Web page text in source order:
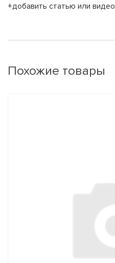
+добавить статью или видео
Похожие товары